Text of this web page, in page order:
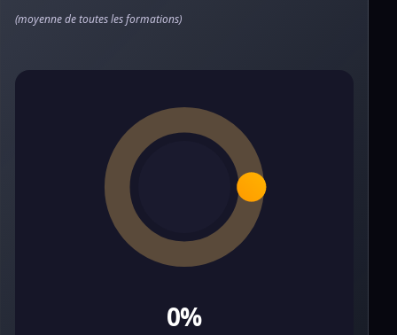
(moyenne de toutes les formations)
0%